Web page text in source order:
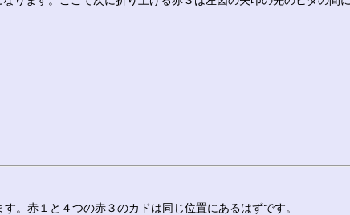
。赤１と４つの赤３のカドは同じ位置にあるはずです。